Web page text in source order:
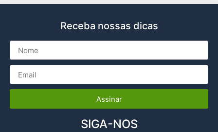
Receba nossas dicas
Assinar
SIGA-NOS